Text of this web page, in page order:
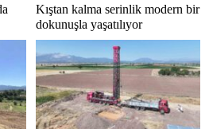
Kıştan kalma serinlik modern bir
dokunuşla yaşatılıyor